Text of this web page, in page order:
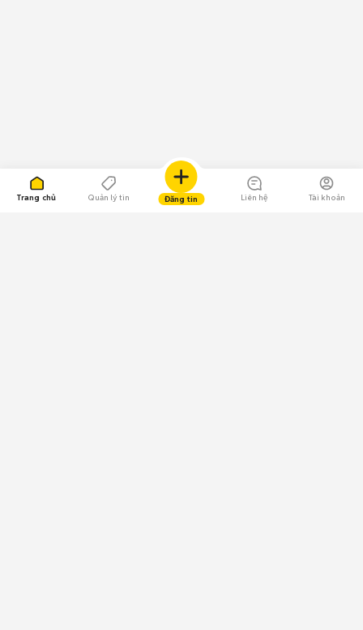
Trang chủ Quản lý tin Đăng tin Liên hệ Tài khoản